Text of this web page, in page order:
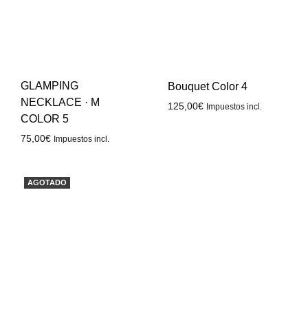
GLAMPING
NECKLACE · M
COLOR 5
75,00€ Impuestos incl.
Bouquet Color 4
125,00€ Impuestos incl.
AGOTADO